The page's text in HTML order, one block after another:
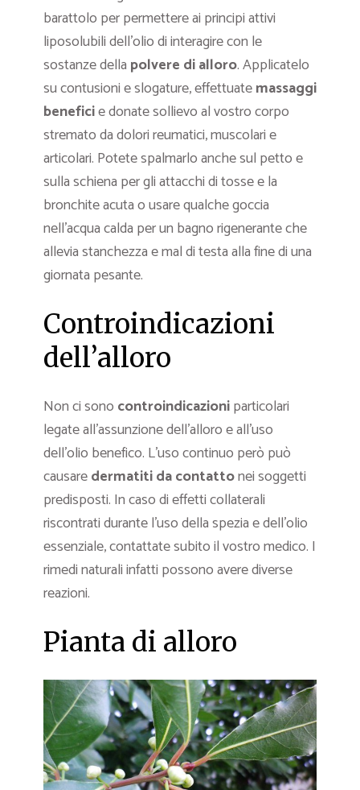
barattolo per permettere ai principi attivi
liposolubili dell’olio di interagire con le
sostanze della polvere di alloro. Applicatelo
su contusioni e slogature, effettuatemassaggi
beneficie donate sollievo al vostro corpo
stremato da dolori reumatici, muscolari e
articolari. Potete spalmarlo anche sul petto e
sulla schiena per gli attacchi di tosse e la
bronchite acuta o usare qualche goccia
nell’acqua calda per un bagno rigenerante che
allevia stanchezza e mal di testa alla fine di una
giornata pesante.
Controindicazioni
dell’alloro
Non ci sono controindicazioniparticolari
legate all’assunzione dell’alloro e all’uso
dell’olio benefico. L’uso continuo però può
causaredermatiti da contattonei soggetti
predisposti. In caso di effetti collaterali
riscontrati durante l’uso della spezia e dell’olio
essenziale, contattate subito il vostro medico. I
rimedi naturali infatti possono avere diverse
reazioni.
Pianta di alloro